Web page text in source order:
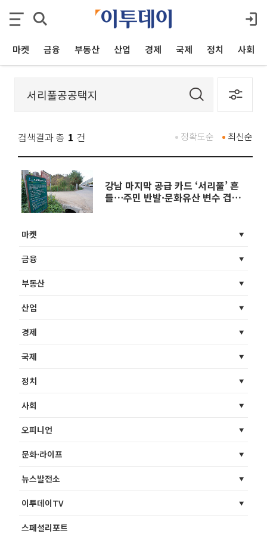
마켓 금융 부동산 산업 경제 국제 정치 사회
검색결과 총 1 건 최신순
정확도순
강남 마지막 공급 카드 ‘서리풀’ 흔
들⋯주민 반발·문화유산 변수 겹쳤
마켓
금융
부동산
산업
경제
국제
정치
사회
오피니언
문화·라이프
뉴스발전소
이투데이TV
스페셜리포트